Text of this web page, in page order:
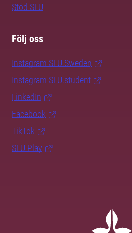
Stöd SLU
Följ oss
Instagram SLU.Sweden
Instagram SLU.student
LinkedIn
Facebook
TikTok
SLU Play